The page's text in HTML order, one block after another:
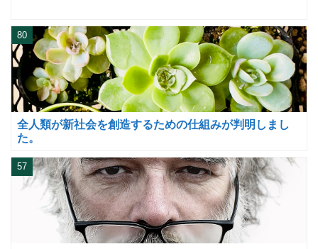
全人類が新社会を創造するための仕組みが判明しまし
た。
80
57